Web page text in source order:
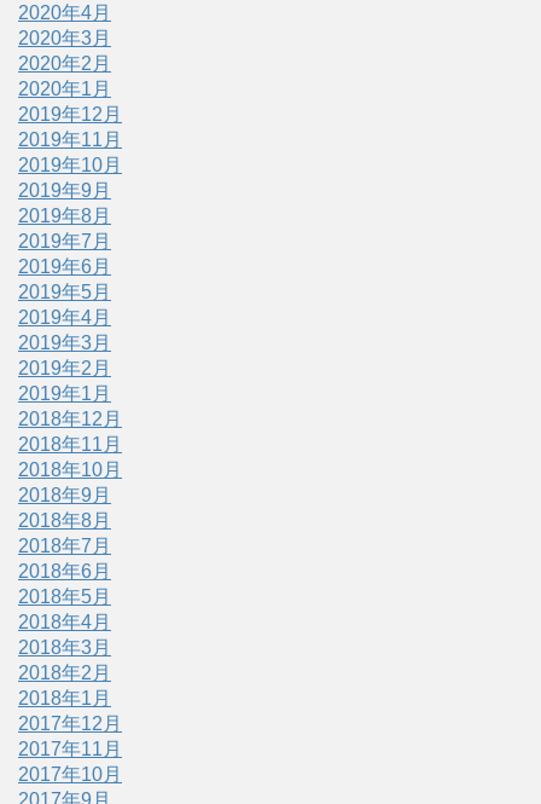
2020年4月
2020年3月
2020年2月
2020年1月
2019年12月
2019年11月
2019年10月
2019年9月
2019年8月
2019年7月
2019年6月
2019年5月
2019年4月
2019年3月
2019年2月
2019年1月
2018年12月
2018年11月
2018年10月
2018年9月
2018年8月
2018年7月
2018年6月
2018年5月
2018年4月
2018年3月
2018年2月
2018年1月
2017年12月
2017年11月
2017年10月
2017年9月